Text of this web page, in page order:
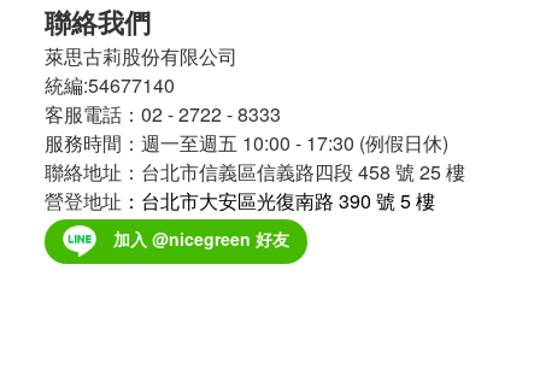
聯絡我們
萊思古莉股份有限公司
統編:54677140
客服電話：02 - 2722 - 8333
服務時間：週一至週五 10:00 - 17:30 (例假日休)
聯絡地址：台北市信義區信義路四段 458 號 25 樓
營登地址 ：台北市大安區光復南路 390 號 5 樓
加入 @nicegreen 好友